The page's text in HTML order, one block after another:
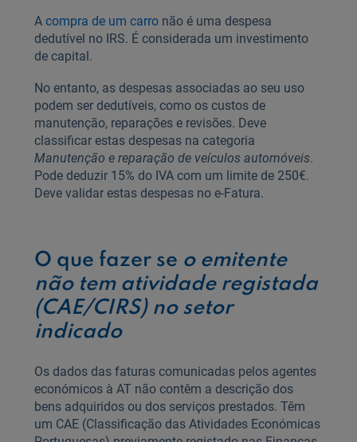
A compra de um carronão é uma despesa
dedutível no IRS. É considerada um investimento
de capital.
No entanto, as despesas associadas ao seu uso
podem ser dedutíveis, como os custos de
manutenção, reparações e revisões. Deve
classificar estas despesas na categoria
Manutenção e reparação de veículos automóveis.
Pode deduzir 15% do IVA com um limite de 250€.
Deve validar estas despesas no e-Fatura.
O que fazer se o emitente
não tem atividade registada
(CAE/CIRS) no setor
indicado
Os dados das faturas comunicadas pelos agentes
económicos à AT não contêm a descrição dos
bens adquiridos ou dos serviços prestados. Têm
um CAE (Classificação das Atividades Económicas